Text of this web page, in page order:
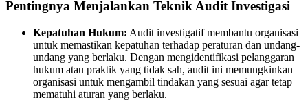
Pentingnya Menjalankan Teknik Audit Investigasi
Kepatuhan Hukum: Audit investigatif membantu organisasi
untuk memastikan kepatuhan terhadap peraturan dan undang-
undang yang berlaku. Dengan mengidentifikasi pelanggaran
hukum atau praktik yang tidak sah, audit ini memungkinkan
organisasi untuk mengambil tindakan yang sesuai agar tetap
mematuhi aturan yang berlaku.